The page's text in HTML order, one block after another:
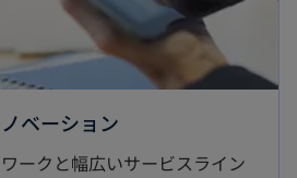
ベーション
ークと幅広いサービスライン